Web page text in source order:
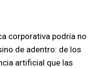
corporativa podría no
de adentro: de los
artificial que las